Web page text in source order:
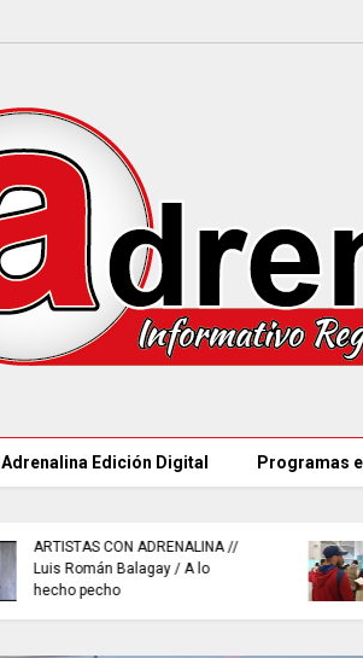
Adrenalina Edición Digital Programas
ExpoEmpleo SENA Joven 2026,
1.220 disponibles para
Cundinamarca.